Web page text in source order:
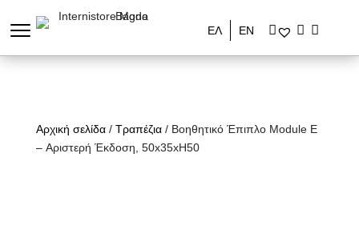
ΕΛ ΕΝ
Αρχική σελίδα/ Τραπέζια/ Βοηθητικό Έπιπλο Module E
– Αριστερή Έκδοση, 50x35xH50